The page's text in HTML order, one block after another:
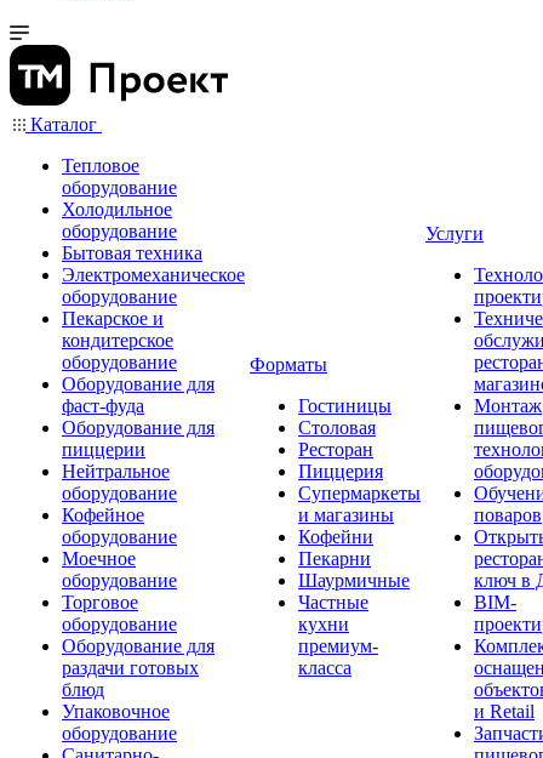
Каталог
Тепловое
оборудование
Холодильное
оборудование
Бытовая техника
Электромеханическое
оборудование
Пекарское и
кондитерское
оборудование
Оборудование для
фаст-фуда
Оборудование для
пиццерии
Нейтральное
оборудование
Кофейное
оборудование
Моечное
оборудование
Торговое
оборудование
Оборудование для
раздачи готовых
блюд
Упаковочное
оборудование
Форматы
Гостиницы
Столовая
Ресторан
Пиццерия
Супермаркеты
и магазины
Кофейни
Пекарни
Шаурмичные
Частные
кухни
премиум-
класса
Услуги
Монтаж
поваров
ключ в
BIM-
и Retail